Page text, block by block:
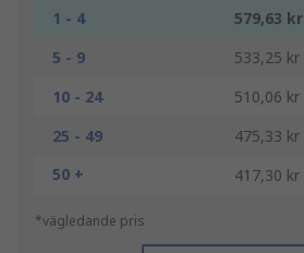
1 - 4
579,63 kr
5 - 9
533,25 kr
10 - 24
510,06 kr
25 - 49
475,33 kr
50 +
417,30 kr
*vägledande pris